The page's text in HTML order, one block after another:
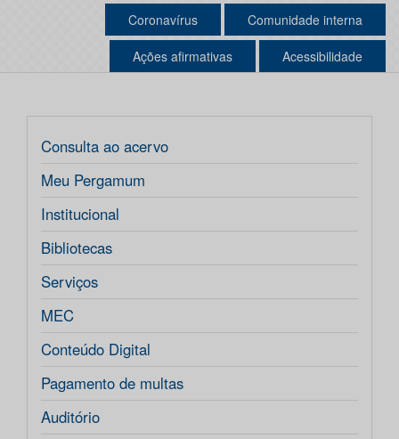
Coronavírus Comunidade interna
Ações afirmativas Acessibilidade
Consulta ao acervo
Meu Pergamum
Institucional
Bibliotecas
Serviços
MEC
Conteúdo Digital
Pagamento de multas
Auditório